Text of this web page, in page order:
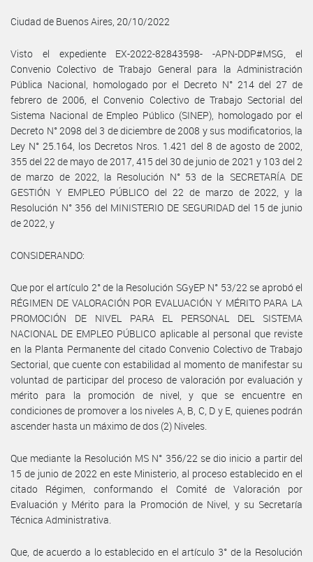
Ciudad de Buenos Aires, 20/10/2022
Visto el expediente EX-2022-82843598- -APN-DDP#MSG, el
Convenio Colectivo de Trabajo General para la Administración
Pública Nacional, homologado por el Decreto N° 214 del 27 de
febrero de 2006, el Convenio Colectivo de Trabajo Sectorial del
Sistema Nacional de Empleo Público (SINEP), homologado por el
Decreto N° 2098 del 3 de diciembre de 2008 y sus modificatorios, la
Ley N° 25.164, los Decretos Nros. 1.421 del 8 de agosto de 2002,
355 del 22 de mayo de 2017, 415 del 30 de junio de 2021 y 103 del 2
de marzo de 2022, la Resolución N° 53 de la SECRETARÍA DE
GESTIÓN Y EMPLEO PÚBLICO del 22 de marzo de 2022, y la
Resolución N° 356 del MINISTERIO DE SEGURIDAD del 15 de junio
de 2022, y
CONSIDERANDO:
Que por el artículo 2° de la Resolución SGyEP N° 53/22 se aprobó el
RÉGIMEN DE VALORACIÓN POR EVALUACIÓN Y MÉRITO PARA LA
PROMOCIÓN DE NIVEL PARA EL PERSONAL DEL SISTEMA
NACIONAL DE EMPLEO PÚBLICO aplicable al personal que reviste
en la Planta Permanente del citado Convenio Colectivo de Trabajo
Sectorial, que cuente con estabilidad al momento de manifestar su
voluntad de participar del proceso de valoración por evaluación y
mérito para la promoción de nivel, y que se encuentre en
condiciones de promover a los niveles A, B, C, D y E, quienes podrán
ascender hasta un máximo de dos (2) Niveles.
Que mediante la Resolución MS N° 356/22 se dio inicio a partir del
15 de junio de 2022 en este Ministerio, al proceso establecido en el
citado Régimen, conformando el Comité de Valoración por
Evaluación y Mérito para la Promoción de Nivel, y su Secretaría
Técnica Administrativa.
Que, de acuerdo a lo establecido en el artículo 3° de la Resolución